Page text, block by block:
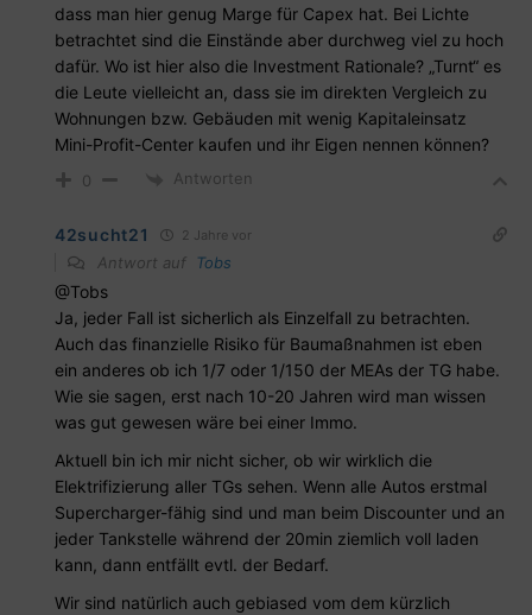
dass man hier genug Marge für Capex hat. Bei Lichte
betrachtet sind die Einstände aber durchweg viel zu hoch
dafür. Wo ist hier also die Investment Rationale? „Turnt“ es
die Leute vielleicht an, dass sie im direkten Vergleich zu
Wohnungen bzw. Gebäuden mit wenig Kapitaleinsatz
Mini-Profit-Center kaufen und ihr Eigen nennen können?
0 Antworten
42sucht21 2 Jahre vor
Antwort auf Tobs
@Tobs
Ja, jeder Fall ist sicherlich als Einzelfall zu betrachten.
Auch das finanzielle Risiko für Baumaßnahmen ist eben
ein anderes ob ich 1/7 oder 1/150 der MEAs der TG habe.
Wie sie sagen, erst nach 10-20 Jahren wird man wissen
was gut gewesen wäre bei einer Immo.
Aktuell bin ich mir nicht sicher, ob wir wirklich die
Elektrifizierung aller TGs sehen. Wenn alle Autos erstmal
Supercharger-fähig sind und man beim Discounter und an
jeder Tankstelle während der 20min ziemlich voll laden
kann, dann entfällt evtl. der Bedarf.
Wir sind natürlich auch gebiased vom dem kürzlich